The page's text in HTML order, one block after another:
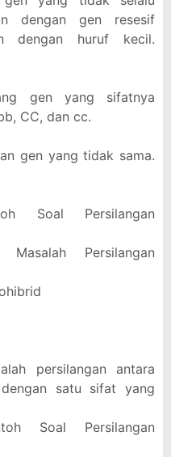
dengan gen resesif
dengan huruf kecil.
gen yang sifatnya
CC, dan cc.
gen yang tidak sama.
Persilangan
persilangan antara
satu sifat yang